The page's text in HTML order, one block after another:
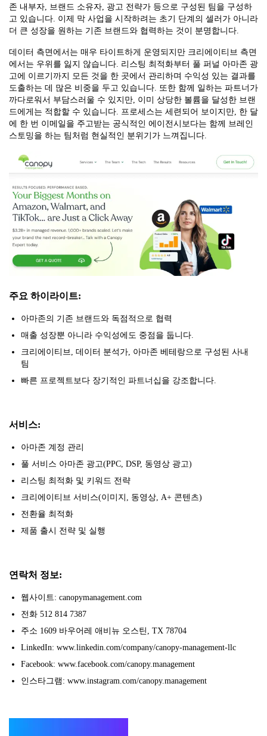
존 내부자, 브랜드 소유자, 광고 전략가 등으로 구성된 팀을 구성하
고 있습니다. 이제 막 사업을 시작하려는 초기 단계의 셀러가 아니라
더 큰 성장을 원하는 기존 브랜드와 협력하는 것이 분명합니다.
데이터 측면에서는 매우 타이트하게 운영되지만 크리에이티브 측면
에서는 우위를 잃지 않습니다. 리스팅 최적화부터 풀 퍼널 아마존 광
고에 이르기까지 모든 것을 한 곳에서 관리하며 수익성 있는 결과를
도출하는 데 많은 비중을 두고 있습니다. 또한 함께 일하는 파트너가
까다로워서 부담스러울 수 있지만, 이미 상당한 볼륨을 달성한 브랜
드에게는 적합할 수 있습니다. 프로세스는 세련되어 보이지만, 한 달
에 한 번 이메일을 주고받는 공식적인 에이전시보다는 함께 브레인
스토밍을 하는 팀처럼 현실적인 분위기가 느껴집니다.
주요 하이라이트:
아마존의 기존 브랜드와 독점적으로 협력
매출 성장뿐 아니라 수익성에도 중점을 둡니다.
크리에이티브, 데이터 분석가, 아마존 베테랑으로 구성된 사내
팀
빠른 프로젝트보다 장기적인 파트너십을 강조합니다.
서비스:
아마존 계정 관리
풀 서비스 아마존 광고(PPC, DSP, 동영상 광고)
리스팅 최적화 및 키워드 전략
크리에이티브 서비스(이미지, 동영상, A+ 콘텐츠)
전환율 최적화
제품 출시 전략 및 실행
연락처 정보:
웹사이트: canopymanagement.com
전화 512 814 7387
주소 1609 바우어레 애비뉴 오스틴, TX 78704
LinkedIn: www.linkedin.com/company/canopy-management-llc
Facebook: www.facebook.com/canopy.management
인스타그램: www.instagram.com/canopy.management